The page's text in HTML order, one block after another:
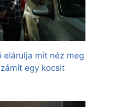
elárulja mit néz meg
egy kocsit